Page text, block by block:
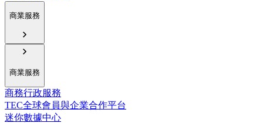
商業服務
商業服務
商務行政服務
TEC全球會員與企業合作平台
迷你數據中心